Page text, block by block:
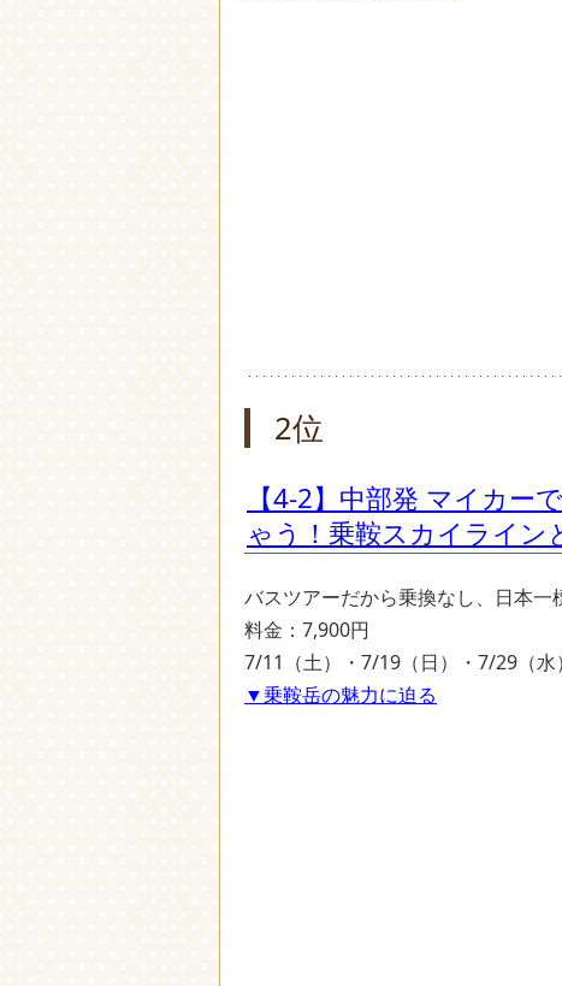
2位
【4-2】中部発 マイカ
ゃう！乗鞍スカイライン
バスツアーだから乗換なし、日本一
料金：7,900円
7/11（土）・7/19（日）・7/29（
▼乗鞍岳の魅力に迫る